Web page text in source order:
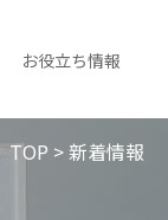
お役立ち情報
TOP >新着情報